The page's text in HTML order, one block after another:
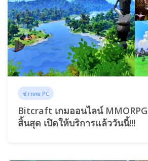
ข่าวเกม PC
Bitcraft เกมออนไลน์
สิ้นสุด เปิดให้บริการแล้ววันนี้!!!